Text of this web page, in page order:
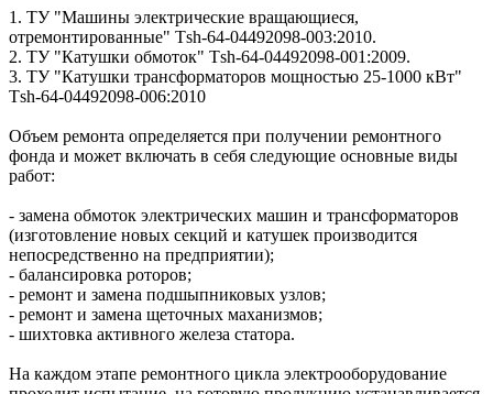
1. ТУ "Машины электрические вращающиеся,
отремонтированные" Тsh-64-04492098-003:2010.
2. ТУ "Катушки обмоток" Тsh-64-04492098-001:2009.
3. ТУ "Катушки трансформаторов мощностью 25-1000 кВт"
Тsh-64-04492098-006:2010
Объем ремонта определяется при получении ремонтного
фонда и может включать в себя следующие основные виды
работ:
- замена обмоток электрических машин и трансформаторов
(изготовление новых секций и катушек производится
непосредственно на предприятии);
- балансировка роторов;
- ремонт и замена подшыпниковых узлов;
- ремонт и замена щеточных маханизмов;
- шихтовка активного железа статора.
На каждом этапе ремонтного цикла электрооборудование